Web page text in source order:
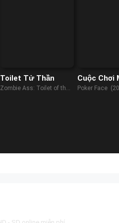
Toilet Tử Thần
Zombie Ass: Toilet of the
Cuộc Chơi
Hiểm
Poker Face